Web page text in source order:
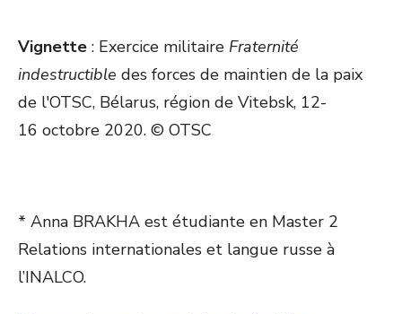
Vignette : Exercice militaire Fraternité
indestructible des forces de maintien de la paix
de l'OTSC, Bélarus, région de Vitebsk, 12-
16 octobre 2020. © OTSC
* Anna BRAKHA est étudiante en Master 2
Relations internationales et langue russe à
l’INALCO.